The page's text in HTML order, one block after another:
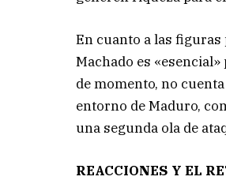
En cuanto a las
Machado es
de momento, no
entorno de Maduro,
una segunda ola de
REACCIONES Y EL